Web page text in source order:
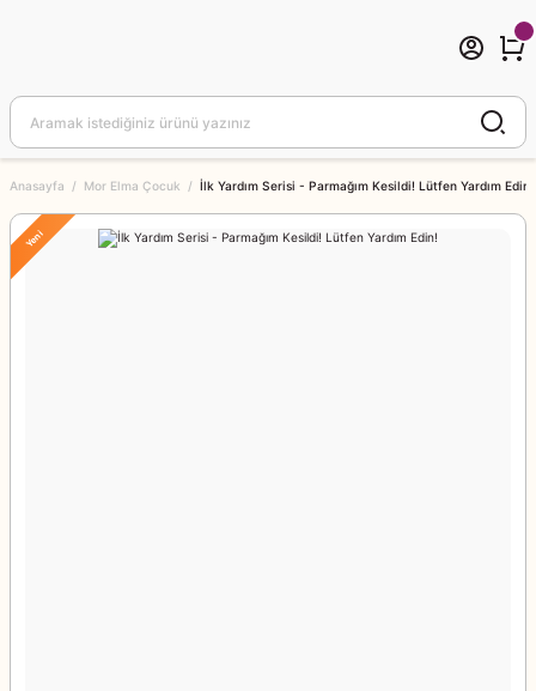
Anasayfa Mor Elma Çocuk İlk Yardım Serisi - Parmağım Kesildi! Lütfen Yardım Edin!
Yeni